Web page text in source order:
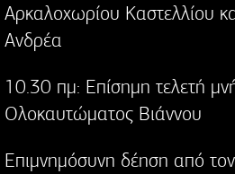
Αρκαλοχωρίου Καστελλίου
Ανδρέα
10.30 πμ: Επίσημη τελετή
Ολοκαυτώματος Βιάννου
Επιμνημόσυνη δέηση από